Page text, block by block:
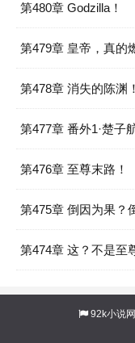
第480章 Godzilla！
第479章 皇帝，真的
第478章 消失的陈渊！
第477章 番外1·楚子
第476章 至尊末路！
第475章 倒因为果？
第474章 这？不是至
92k小说网